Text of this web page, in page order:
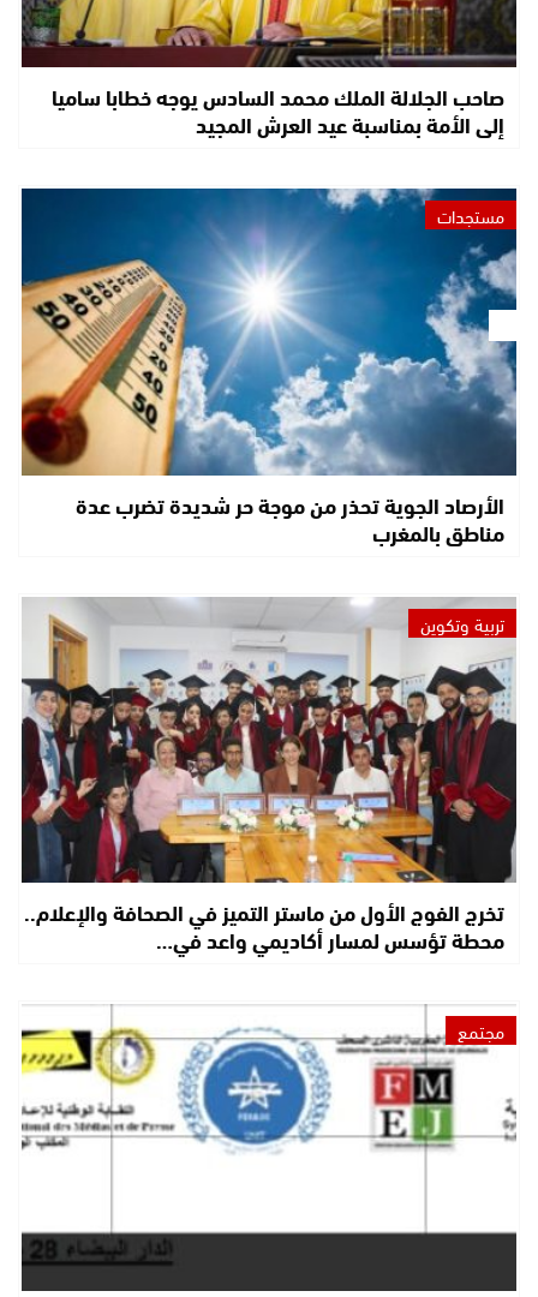
صاحب الجلالة الملك محمد السادس يوجه خطابا ساميا
إلى الأمة بمناسبة عيد العرش المجيد
مستجدات
الأرصاد الجوية تحذر من موجة حر شديدة تضرب عدة
مناطق بالمغرب
تربية وتكوين
تخرج الفوج الأول من ماستر التميز في الصحافة والإعلام..
محطة تؤسس لمسار أكاديمي واعد في…
مجتمع